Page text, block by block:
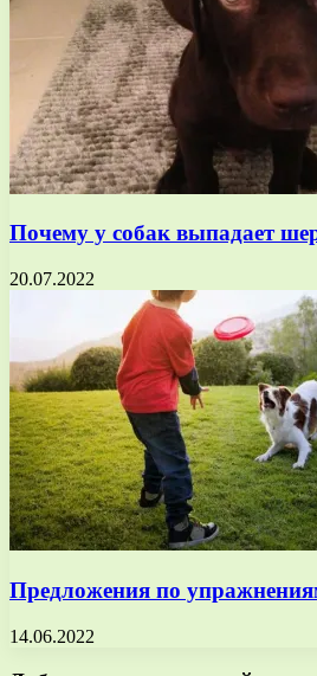
Почему у собак выпадает
20.07.2022
Предложения по
14.06.2022